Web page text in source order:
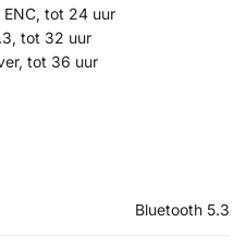
tot 24 uur
tot 32 uur
tot 36 uur
Bluetooth 5.3